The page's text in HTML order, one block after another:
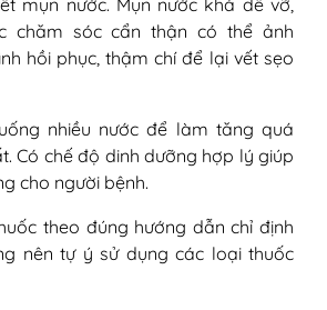
mụn nước. Mụn nước khá dễ vỡ,
chăm sóc cẩn thận có thể ảnh
hồi phục, thậm chí để lại vết sẹo
nhiều nước để làm tăng quá
Có chế độ dinh dưỡng hợp lý giúp
cho người bệnh.
theo đúng hướng dẫn chỉ định
nên tự ý sử dụng các loại thuốc